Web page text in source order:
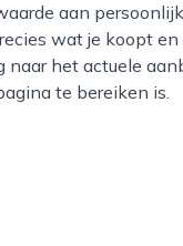
aan
wat je koopt
het actuele
te bereiken is.